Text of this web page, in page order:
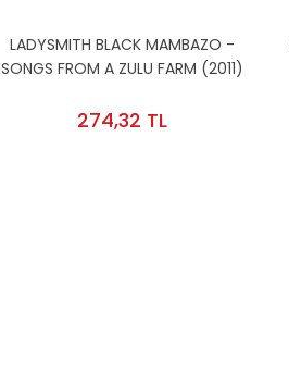
LADYSMITH BLACK MAMBAZO -
SONGS FROM A ZULU FARM (2011)
274,32 TL